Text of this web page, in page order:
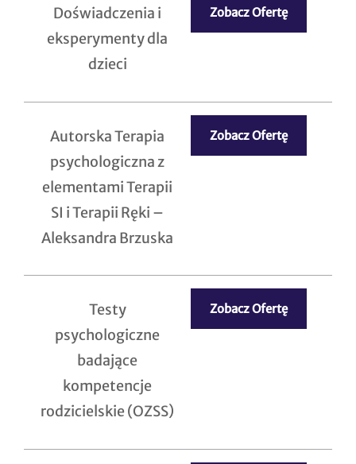
Doświadczenia i
eksperymenty dla
dzieci
Zobacz Ofertę
Autorska Terapia
psychologiczna z
elementami Terapii
SI i Terapii Ręki –
Aleksandra Brzuska
Zobacz Ofertę
Testy
psychologiczne
badające
kompetencje
rodzicielskie (OZSS)
Zobacz Ofertę